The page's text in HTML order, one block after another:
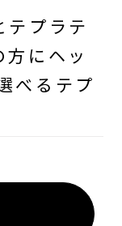
テプラテ
にヘッ
べるテプ